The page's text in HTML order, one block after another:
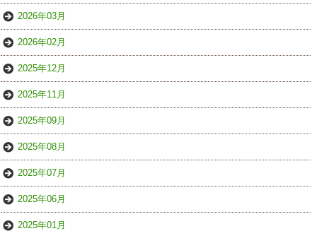
2026年03月
2026年02月
2025年12月
2025年11月
2025年09月
2025年08月
2025年07月
2025年06月
2025年01月